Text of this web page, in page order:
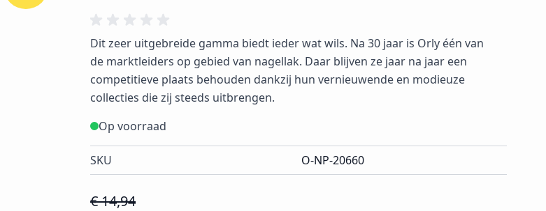
Dit zeer uitgebreide gamma biedt ieder wat wils. Na 30 jaar is Orly één van
de marktleiders op gebied van nagellak. Daar blijven ze jaar na jaar een
competitieve plaats behouden dankzij hun vernieuwende en modieuze
collecties die zij steeds uitbrengen.
Op voorraad
SKU O-NP-20660
€ 14,94